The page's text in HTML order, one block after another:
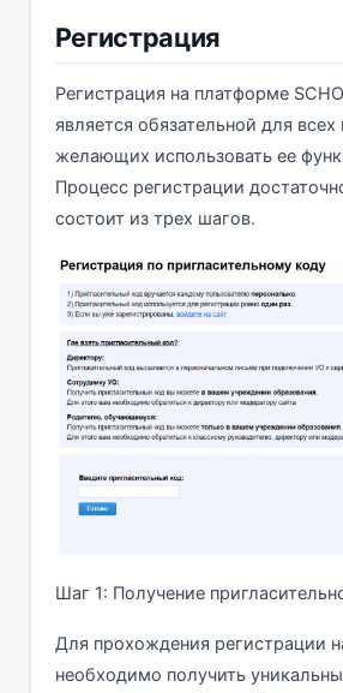
Регистрация
Регистрация на платформе
является обязательной для всех
желающих использовать ее
Процесс регистрации
состоит из трех шагов.
Шаг 1: Получение
Для прохождения регистрации
необходимо получить